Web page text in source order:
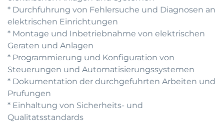
* Durchfuhrung von Fehlersuche und Diagnosen an
elektrischen Einrichtungen
* Montage und Inbetriebnahme von elektrischen
Geraten und Anlagen
* Programmierung und Konfiguration von
Steuerungen und Automatisierungssystemen
* Dokumentation der durchgefuhrten Arbeiten und
Prufungen
* Einhaltung von Sicherheits- und
Qualitatsstandards